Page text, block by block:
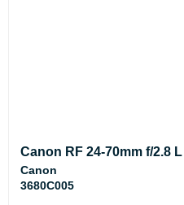
Canon RF 24-70mm f/2.8 L
Canon
3680C005